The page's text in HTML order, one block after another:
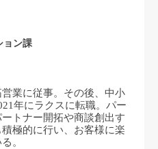
ョン課
業に従事。その後、中小
年にラクスに転職。パー
トナー開拓や商談創出す
極的に行い、お客様に楽
。